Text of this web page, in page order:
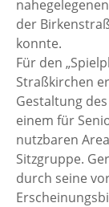
der
konnte.
Für den
Straßkirchen
Gestaltung
einem für
nutzbaren
Sitzgruppe.
durch seine